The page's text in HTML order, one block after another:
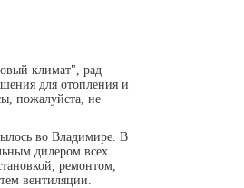
климат", рад
для отопления и
пожалуйста, не
во Владимире. В
дилером всех
ремонтом,
вентиляции.